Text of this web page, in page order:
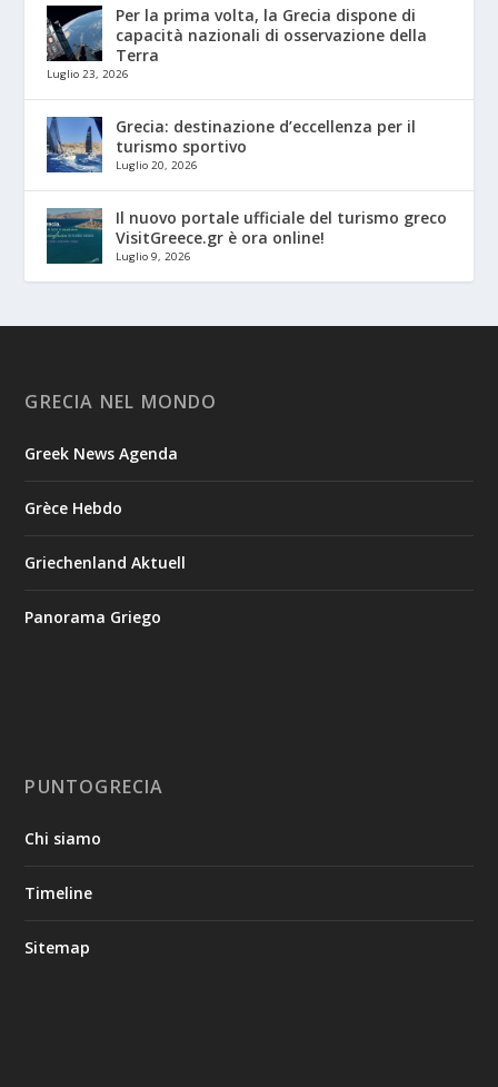
Per la prima volta, la Grecia dispone di
capacità nazionali di osservazione della
Terra
Luglio 23, 2026
Grecia: destinazione d’eccellenza per il
turismo sportivo
Luglio 20, 2026
Il nuovo portale ufficiale del turismo greco
VisitGreece.gr è ora online!
Luglio 9, 2026
GRECIA NEL MONDO
Greek News Agenda
Grèce Hebdo
Griechenland Aktuell
Panorama Griego
PUNTOGRECIA
Chi siamo
Timeline
Sitemap